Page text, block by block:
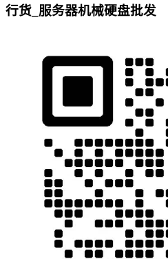
行货_服务器机械硬盘批发